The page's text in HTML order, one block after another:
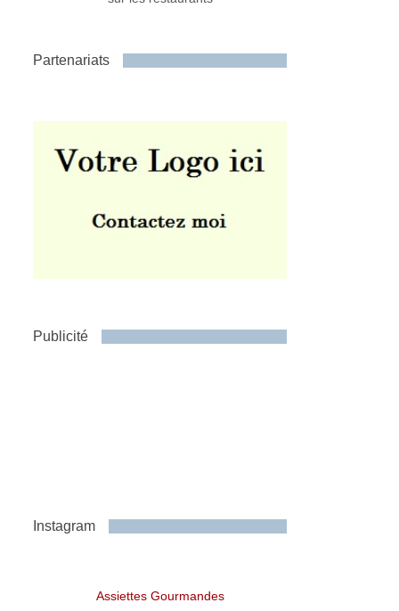
Partenariats
Publicité
Instagram
Assiettes Gourmandes